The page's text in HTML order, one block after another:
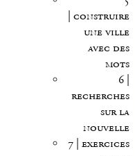
| construire
une ville
avec des
mots
6 |
recherches
sur la
nouvelle
7 | exercices